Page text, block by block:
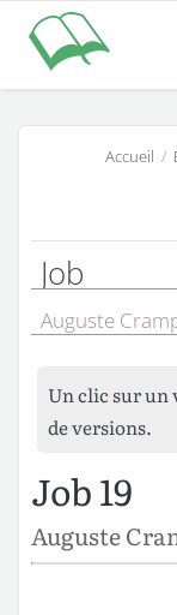
Accueil /
Job
Auguste
Un clic sur un
de versions.
Job 19
Auguste